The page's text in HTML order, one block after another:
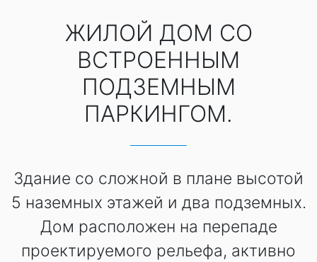
ЖИЛОЙ ДОМ СО
ВСТРОЕННЫМ
ПОДЗЕМНЫМ
ПАРКИНГОМ.
Здание со сложной в плане высотой
5 наземных этажей и два подземных.
Дом расположен на перепаде
проектируемого рельефа, активно